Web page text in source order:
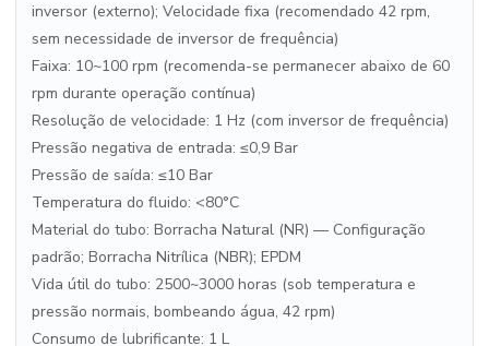
inversor (externo); Velocidade fixa (recomendado 42 rpm,
sem necessidade de inversor de frequência)
Faixa: 10~100 rpm (recomenda-se permanecer abaixo de 60
rpm durante operação contínua)
Resolução de velocidade: 1 Hz (com inversor de frequência)
Pressão negativa de entrada: ≤0,9 Bar
Pressão de saída: ≤10 Bar
Temperatura do fluido: <80°C
Material do tubo: Borracha Natural (NR) — Configuração
padrão; Borracha Nitrílica (NBR); EPDM
Vida útil do tubo: 2500~3000 horas (sob temperatura e
pressão normais, bombeando água, 42 rpm)
Consumo de lubrificante: 1 L